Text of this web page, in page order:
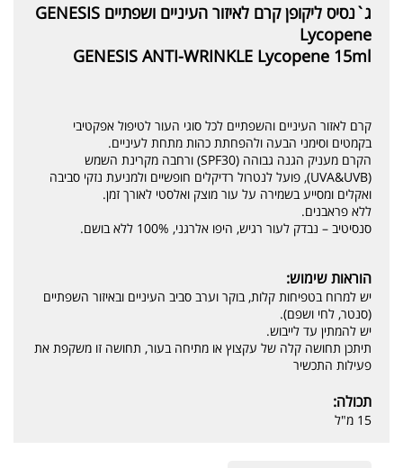
ג`נסיס ליקופן קרם לאיזור העיניים ושפתיים GENESIS
Lycopene
GENESIS ANTI-WRINKLE Lycopene 15ml
קרם לאזור העיניים והשפתיים לכל סוגי העור לטיפול אפקטיבי
בקמטים וסימני הבעה ולהפחתת כהות מתחת לעיניים.
הקרם מעניק הגנה גבוהה (SPF30) ורחבה מקרינת השמש
(UVA&UVB), פועל לנטרול רדיקלים חופשיים ולמניעת נזקי סביבה
ואקלים ומסייע בשמירה על עור מוצק ואלסטי לאורך זמן.
ללא פראבנים.
סנסיטיב – נבדק לעור רגיש, היפו אלרגני, 100% ללא בושם.
הוראות שימוש:
יש למרוח בטפיחות קלות, בוקר וערב סביב העיניים ובאיזור השפתיים
(סנטר, לחי ושפם).
יש להמתין עד לייבוש.
תיתכן תחושה קלה של עקצוץ או מתיחה בעור, תחושה זו משקפת את
פעילות התכשיר
תכולה:
15 מ"ל